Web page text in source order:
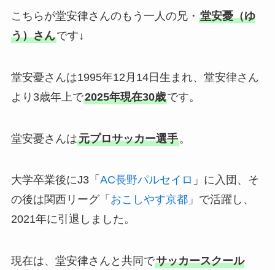
こちらが堂安律さんのもう一人の兄・ 堂安憂（ゆ
う）さんです↓
堂安憂さんは1995年12月14日生まれ、堂安律さん
より3歳年上で2025年現在30歳です。
堂安憂さんは元プロサッカー選手。
大学卒業後にJ3「 AC長野パルセイロ 」に入団、そ
の後は関西リーグ「 おこしやす京都」で活躍し、
2021年に引退しました。
現在は、堂安律さんと共同でサッカースクール